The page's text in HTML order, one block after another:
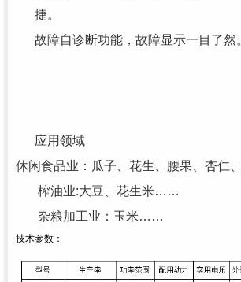
捷。
故障自诊断功能，故障显示一目了然
应用领域
休闲食品业：瓜子、花生、腰果、杏仁
榨油业:大豆、花生米……
杂粮加工业：玉米……
技术参数：